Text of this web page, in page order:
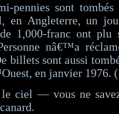
pennies sont
en Angleterre, un
1,000-franc ont plu
nâ€™a
billets sont aussi
en janvier 1976.
ciel — vous ne